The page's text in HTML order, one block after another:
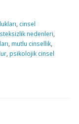
, cinsel
nedenleri,
, mutlu cinsellik,
, psikolojik cinsel